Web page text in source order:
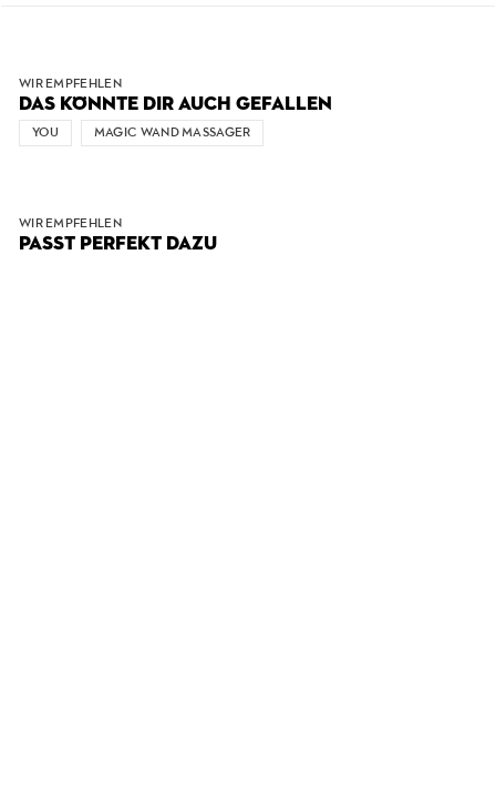
WIR EMPFEHLEN
DAS KÖNNTE DIR AUCH GEFALLEN
YOU MAGIC WAND MASSAGER
WIR EMPFEHLEN
PASST PERFEKT DAZU